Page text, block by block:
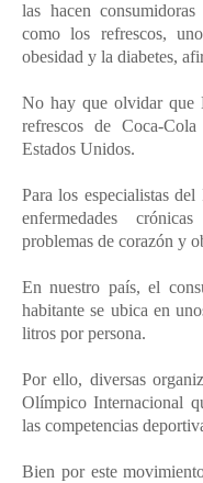
las hacen
como los refrescos,
obesidad y la diabetes,
No hay que olvidar que
refrescos de Coca-
Estados Unidos.
Para los especialistas
enfermedades
problemas de corazón y
En nuestro país, el
habitante se ubica en
litros por persona.
Por ello, diversas
Olímpico Internacional
las competencias
Bien por este